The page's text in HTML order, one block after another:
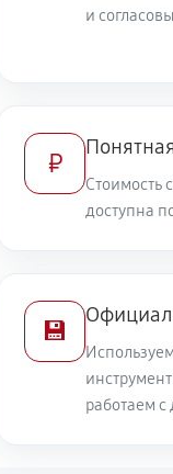
и
₽
Стоимость
доступна
💾
работаем